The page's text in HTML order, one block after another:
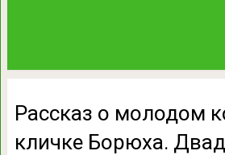
Рассказ о молодом
кличке Борюха.